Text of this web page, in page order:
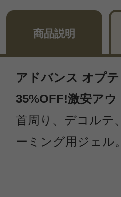
商品説明
アドバンス オプ
35%OFF!激安ア
首周り、デコルテ
ーミング用ジェル。